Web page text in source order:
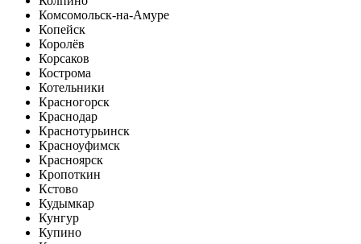
Комсомольск-на-Амуре
Копейск
Королёв
Корсаков
Кострома
Котельники
Красногорск
Краснодар
Краснотурьинск
Красноуфимск
Красноярск
Кропоткин
Кстово
Кудымкар
Кунгур
Купино